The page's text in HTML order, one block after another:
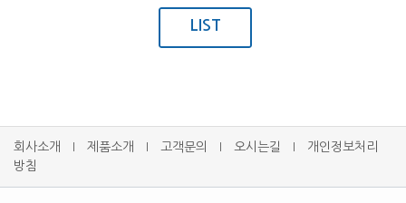
LIST
회사소개 제품소개 고객문의 오시는길
개인정보처리
방침